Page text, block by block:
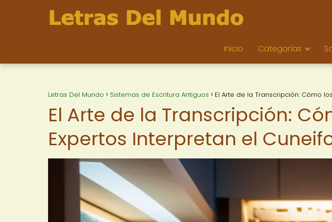
Inicio Categorías
Letras Del Mundo Sistemas de Escritura Antiguos El Arte de la Transcripción: Cómo
El Arte de la Transcripción:
Expertos Interpretan el